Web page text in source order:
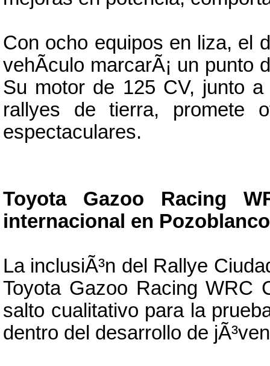
Con ocho equipos en liza, el
vehÃ­culo marcarÃ¡ un punto
Su motor de 125 CV, junto a
rallyes de tierra, promete
espectaculares.
Toyota Gazoo Racing
internacional en Pozoblanco
La inclusiÃ³n del Rallye
Toyota Gazoo Racing WRC
salto cualitativo para la
dentro del desarrollo de